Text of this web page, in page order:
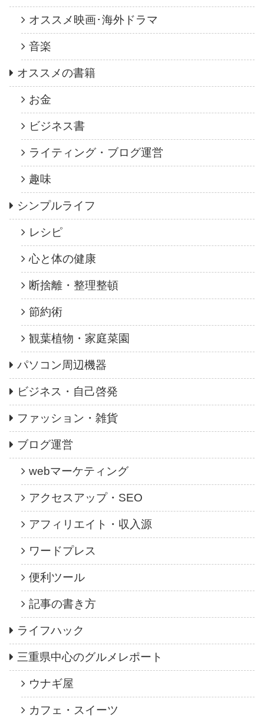
オススメ映画･海外ドラマ
音楽
オススメの書籍
お金
ビジネス書
ライティング・ブログ運営
趣味
シンプルライフ
レシピ
心と体の健康
断捨離・整理整頓
節約術
観葉植物・家庭菜園
パソコン周辺機器
ビジネス・自己啓発
ファッション・雑貨
ブログ運営
webマーケティング
アクセスアップ・SEO
アフィリエイト・収入源
ワードプレス
便利ツール
記事の書き方
ライフハック
三重県中心のグルメレポート
ウナギ屋
カフェ・スイーツ